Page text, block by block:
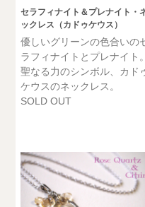
セラフィナイト＆プレナイト・
ックレス（カドゥケウス）
優しいグリーンの色合いの
ラフィナイトとプレナイト。
聖なる力のシンボル、カド
ケウスのネックレス。
SOLD OUT